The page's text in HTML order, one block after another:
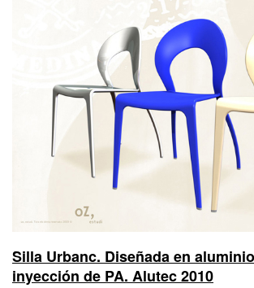
Silla Urbanc. Diseñada en
inyección de PA. Alutec 2010